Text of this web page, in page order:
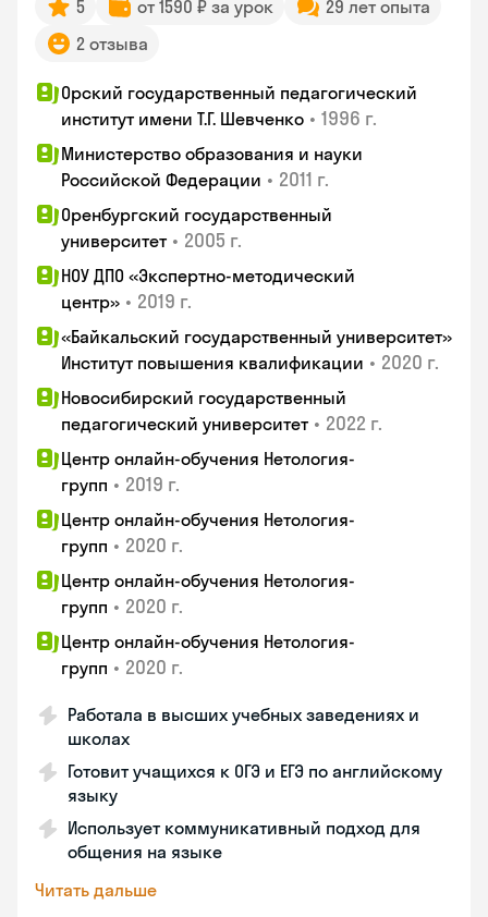
5 от 1590 ₽ за урок
29 лет опыта
2 отзыва
Орский государственный педагогический
институт имени Т.Г. Шевченко • 1996 г.
Министерство образования и науки
Российской Федерации • 2011 г.
Оренбургский государственный
университет • 2005 г.
НОУ ДПО «Экспертно-методический
центр» • 2019 г.
«Байкальский государственный университет»
Институт повышения квалификации • 2020 г.
Новосибирский государственный
педагогический университет • 2022 г.
Центр онлайн-обучения Нетология-
групп • 2019 г.
Центр онлайн-обучения Нетология-
групп • 2020 г.
Центр онлайн-обучения Нетология-
групп • 2020 г.
Центр онлайн-обучения Нетология-
групп • 2020 г.
Работала в высших учебных заведениях и
школах
Готовит учащихся к ОГЭ и ЕГЭ по английскому
языку
Использует коммуникативный подход для
общения на языке
Читать дальше